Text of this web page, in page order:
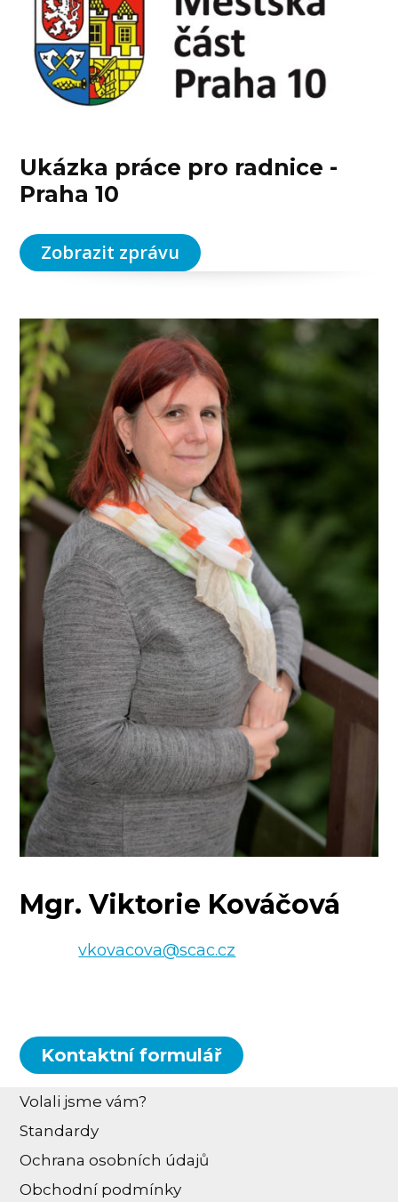
Ukázka práce pro radnice -
Praha 10
Zobrazit zprávu
Mgr. Viktorie Kováčová
e-mail:vkovacova@scac.cz
Kontaktní formulář
Volali jsme vám?
Standardy
Ochrana osobních údajů
Obchodní podmínky